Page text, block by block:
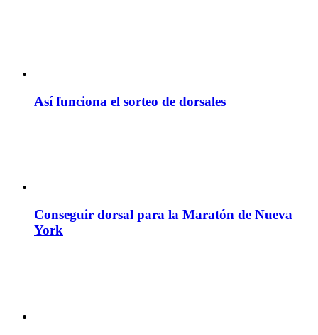
Así funciona el sorteo de dorsales
Conseguir dorsal para la Maratón de Nueva
York